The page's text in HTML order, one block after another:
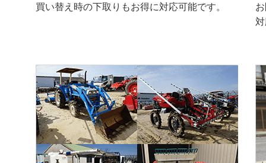
買い替え時の下取りもお得に対応可能です。